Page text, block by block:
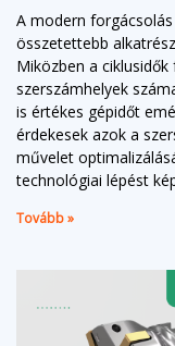
A modern
összetettebb
Miközben a
szerszámhelyek
is értékes gépidőt
érdekesek azok a
művelet
technológiai lépést
Tovább »